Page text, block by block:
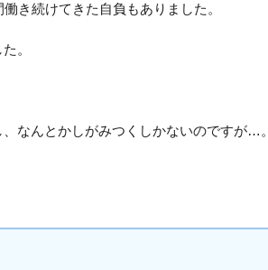
き続けてきた自負もありました。
。
なんとかしがみつくしかないのですが…。